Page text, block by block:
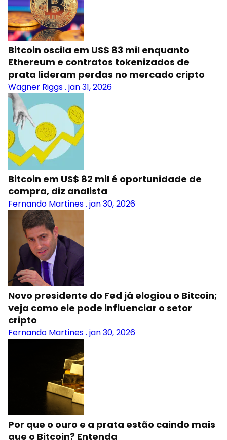
Bitcoin oscila em US$ 83 mil enquanto
Ethereum e contratos tokenizados de
prata lideram perdas no mercado cripto
Wagner Riggs.jan 31, 2026
Bitcoin em US$ 82 mil é oportunidade de
compra, diz analista
Fernando Martines
Novo presidente do Fed já elogiou o Bitcoin;
veja como ele pode influenciar o setor
cripto
Fernando Martines